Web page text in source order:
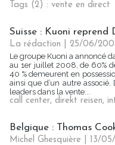
Tags (2) : vente en direct
Suisse : Kuoni reprend
La rédaction | 25/06/
Le groupe Kuoni a annoncé
au 1er juillet 2008, de 60%
40 % demeurent en
ainsi que d’un autre
leaders dans la vente...
call center, direkt reisen,
Belgique : Thomas
Michel Ghesquière | 13/